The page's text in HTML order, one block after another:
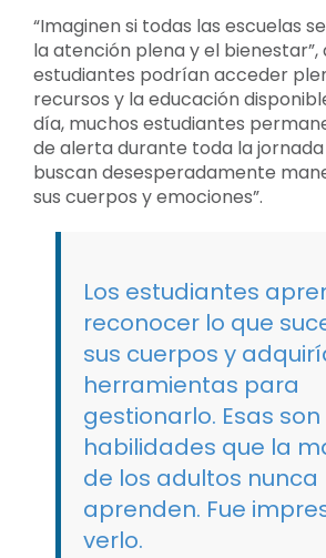
“Imaginen si todas las escuelas
la atención plena y el bienestar”,
estudiantes podrían acceder
recursos y la educación
día, muchos estudiantes
de alerta durante toda la
buscan desesperadamente
sus cuerpos y emociones”.
Los estudiantes
reconocer lo que
sus cuerpos y
herramientas para
gestionarlo. Esas son
habilidades que la
de los adultos nunca
aprenden. Fue
verlo.